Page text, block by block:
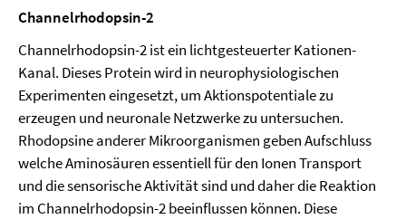
Channelrhodopsin-2
Channelrhodopsin-2 ist ein lichtgesteuerter Kationen-
Kanal. Dieses Protein wird in neurophysiologischen
Experimenten eingesetzt, um Aktionspotentiale zu
erzeugen und neuronale Netzwerke zu untersuchen.
Rhodopsine anderer Mikroorganismen geben Aufschluss
welche Aminosäuren essentiell für den Ionen Transport
und die sensorische Aktivität sind und daher die Reaktion
im Channelrhodopsin-2 beeinflussen können. Diese